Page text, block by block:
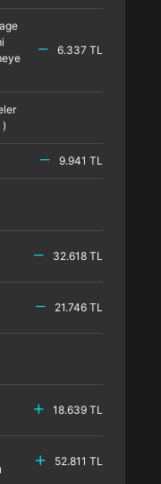
6.337 TL
)
9.941 TL
32.618 TL
21.746 TL
18.639 TL
52.811 TL